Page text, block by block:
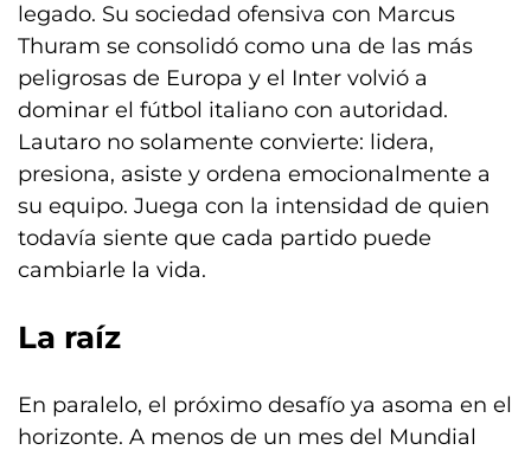
legado. Su sociedad ofensiva con Marcus
Thuram se consolidó como una de las más
peligrosas de Europa y el Inter volvió a
dominar el fútbol italiano con autoridad.
Lautaro no solamente convierte: lidera,
presiona, asiste y ordena emocionalmente a
su equipo. Juega con la intensidad de quien
todavía siente que cada partido puede
cambiarle la vida.
La raíz
En paralelo, el próximo desafío ya asoma en el
horizonte. A menos de un mes del Mundial